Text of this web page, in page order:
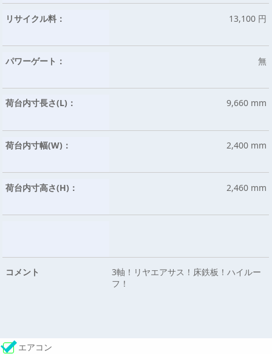
リサイクル料： 13,100 円
パワーゲート： 無
荷台内寸長さ(L)： 9,660 mm
荷台内寸幅(W)： 2,400 mm
荷台内寸高さ(H)： 2,460 mm
コメント
3軸！リヤエアサス！床鉄板！ハイルー
フ！
エアコン